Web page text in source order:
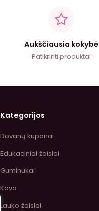
Aukščiausia kokybė
Patikrinti produktai
Kategorijos
Dovanų kuponai
Edukaciniai žaislai
Guminukai
Kava
Lauko žaislai